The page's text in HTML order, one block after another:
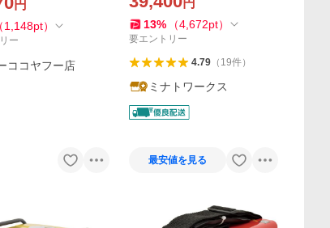
者向け 110V
円
（1,148pt）
ー
ココヤフー店
専用) [スター電器 SUZUKID]
円
13% （4,672pt）
要エントリー
4.79（ 19件）
ミナトワークス
最安値を見る